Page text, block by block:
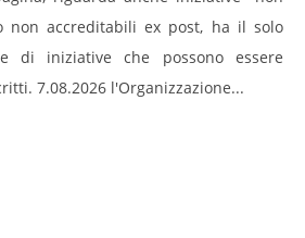
non accreditabili ex post, ha il solo
di iniziative che possono essere
7.08.2026 l'Organizzazione...